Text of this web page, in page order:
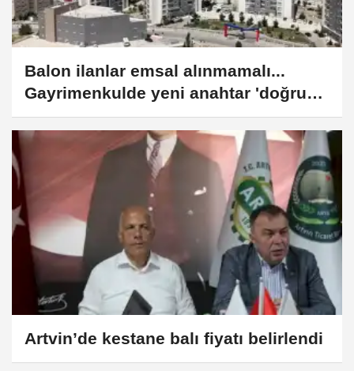
Balon ilanlar emsal alınmamalı...
Gayrimenkulde yeni anahtar 'doğru
fiyat' olacak
Artvin’de kestane balı fiyatı belirlendi